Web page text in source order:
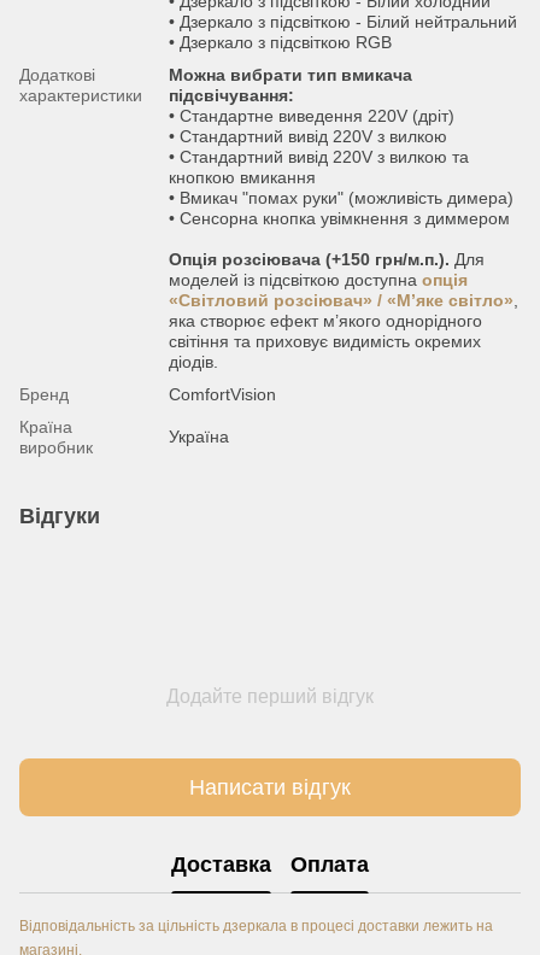
• Дзеркало з підсвіткою - Білий нейтральний
• Дзеркало з підсвіткою RGB
Додаткові
характеристики
Можна вибрати тип вмикача
підсвічування:
• Стандартне виведення 220V (дріт)
• Стандартний вивід 220V з вилкою
• Стандартний вивід 220V з вилкою та
кнопкою вмикання
• Вмикач "помах руки" (можливість димера)
• Сенсорна кнопка увімкнення з диммером
Опція розсіювача (+150 грн/м.п.). Для
моделей із підсвіткою доступна опція
«Світловий розсіювач» / «М’яке світло»,
яка створює ефект м’якого однорідного
світіння та приховує видимість окремих
діодів.
Бренд
ComfortVision
Країна
виробник
Україна
Відгуки
Додайте перший відгук
Написати відгук
Доставка Оплата
Відповідальність за цільність дзеркала в процесі доставки лежить на
магазині.